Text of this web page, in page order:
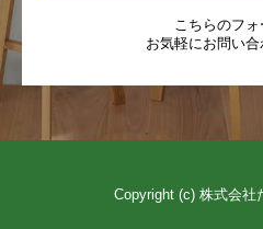
こちらのフォ
お気軽にお問い
Copyright (c) 株式会社